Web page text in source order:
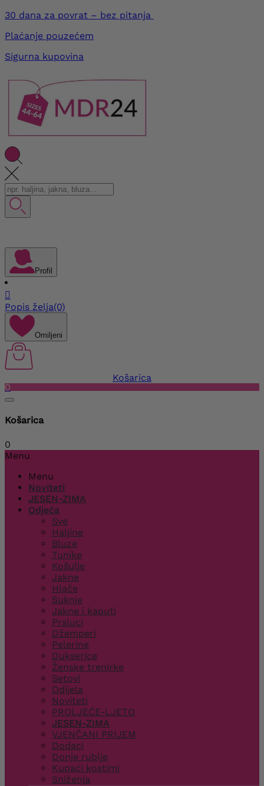
30 dana za povrat – bez pitanja
Plaćanje pouzećem
Sigurna kupovina
Profil

Popis želja(0)
Omiljeni
Košarica
0
Košarica
0
Menu
Menu
Noviteti
JESEN-ZIMA
Odjeća
Sve
Haljine
Bluze
Tunike
Košulje
Jakne
Hlače
Suknje
Jakne i kaputi
Prsluci
Džemperi
Pelerine
Dukserice
Ženske trenirke
Setovi
Odijela
Noviteti
PROLJEĆE-LJETO
JESEN-ZIMA
VJENČANI PRIJEM
Dodaci
Donje rublje
Kupaći kostimi
Sniženja